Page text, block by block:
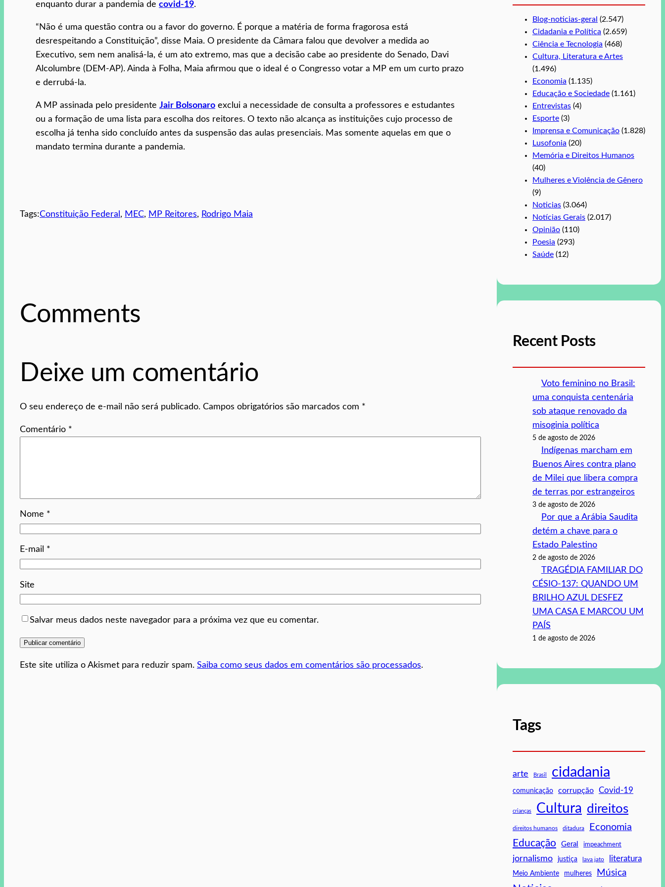
enquanto durar a pandemia de covid-19.
“Não é uma questão contra ou a favor do governo. É porque a matéria de forma fragorosa está
desrespeitando a Constituição”, disse Maia. O presidente da Câmara falou que devolver a medida ao
Executivo, sem nem analisá-la, é um ato extremo, mas que a decisão cabe ao presidente do Senado, Davi
Alcolumbre (DEM-AP). Ainda à Folha, Maia afirmou que o ideal é o Congresso votar a MP em um curto prazo
e derrubá-la.
A MP assinada pelo presidente Jair Bolsonaro exclui a necessidade de consulta a professores e estudantes
ou a formação de uma lista para escolha dos reitores. O texto não alcança as instituições cujo processo de
escolha já tenha sido concluído antes da suspensão das aulas presenciais. Mas somente aquelas em que o
mandato termina durante a pandemia.
Tags:Constituição Federal , MEC, MP Reitores, Rodrigo Maia
Comments
Deixe um comentário
O seu endereço de e-mail não será publicado. Campos obrigatórios são marcados com *
Comentário *
Nome *
E-mail *
Site
Salvar meus dados neste navegador para a próxima vez que eu comentar.
Este site utiliza o Akismet para reduzir spam. Saiba como seus dados em comentários são processados.
Blog-noticias-geral (2.547)
Cidadania e Política (2.659)
Ciência e Tecnologia (468)
Cultura, Literatura e Artes
(1.496)
Economia (1.135)
Educação e Sociedade (1.161)
Entrevistas (4)
Esporte (3)
Imprensa e Comunicação (1.828)
Lusofonia (20)
Memória e Direitos Humanos
(40)
Mulheres e Violência de Gênero
(9)
Noticias (3.064)
Notícias Gerais (2.017)
Opinião (110)
Poesia (293)
Saúde (12)
Recent Posts
Voto feminino no Brasil:
uma conquista centenária
sob ataque renovado da
misoginia política
5 de agosto de 2026
Indígenas marcham em
Buenos Aires contra plano
de Milei que libera compra
de terras por estrangeiros
3 de agosto de 2026
Por que a Arábia Saudita
detém a chave para o
Estado Palestino
2 de agosto de 2026
TRAGÉDIA FAMILIAR DO
CÉSIO-137: QUANDO UM
BRILHO AZUL DESFEZ
UMA CASA E MARCOU UM
PAÍS
1 de agosto de 2026
Tags
arte Brasil cidadania
comunicação corrupção Covid-19
crianças Cultura direitos
direitos humanos ditadura Economia
Educação Geral impeachment
jornalismo justiça lava jato literatura
Meio Ambiente mulheres Música